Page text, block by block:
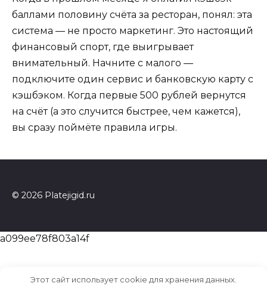
баллами половину счёта за ресторан, понял: эта
система — не просто маркетинг. Это настоящий
финансовый спорт, где выигрывает
внимательный. Начните с малого —
подключите один сервис и банковскую карту с
кэшбэком. Когда первые 500 рублей вернутся
на счёт (а это случится быстрее, чем кажется),
вы сразу поймёте правила игры.
© 2026 Platejigid.ru
a099ee78f803a14f
Этот сайт использует cookie для хранения данных.